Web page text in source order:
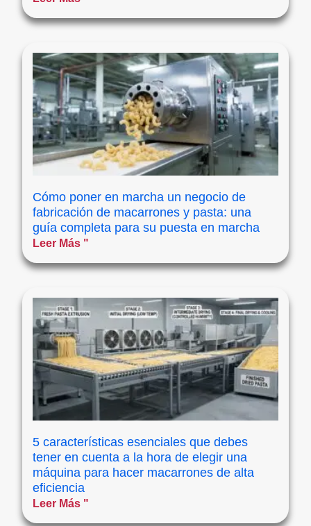
Cómo poner en marcha un negocio de
fabricación de macarrones y pasta: una
guía completa para su puesta en marcha
Leer Más "
5 características esenciales que debes
tener en cuenta a la hora de elegir una
máquina para hacer macarrones de alta
eficiencia
Leer Más "